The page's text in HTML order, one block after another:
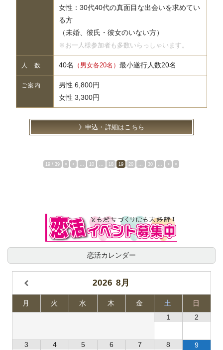
女性：30代40代の真面目な出会いを求めてい
る方
（未婚、彼氏・彼女のいない方）
※お一人様参加者も多数いらっしゃいます。
人 数 40名 （男女各20名） 最小遂行人数20名
ご案内
男性 6,800円
女性 3,300円
申込・詳細はこちら
19 / 39 « < ... 10 ... 18 19 20 ... 30 ... > »
恋活カレンダー
2026 8月
月 火 水 木 金 土
日
1
2
3 4 5 6 7 8 9